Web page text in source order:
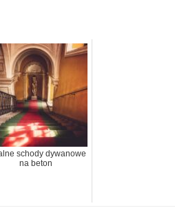
schody dywanowe
na beton